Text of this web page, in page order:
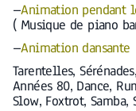
–Animation pendant
( Musique de piano
–Animation dansante
Tarentelles,
Années 80, Dance,
Slow, Foxtrot, Samba,